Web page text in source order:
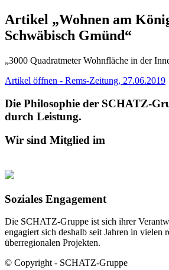
Artikel „Wohnen am
Schwäbisch Gmünd“
„3000 Quadratmeter Wohnfläche in der
Artikel öffnen - Rems-Zeitung, 27.06.2019
Die Philosophie der SCHATZ-
durch Leistung.
Wir sind Mitglied im
Soziales Engagement
Die SCHATZ-Gruppe ist sich ihrer
engagiert sich deshalb seit Jahren in vielen
überregionalen Projekten.
© Copyright - SCHATZ-Gruppe